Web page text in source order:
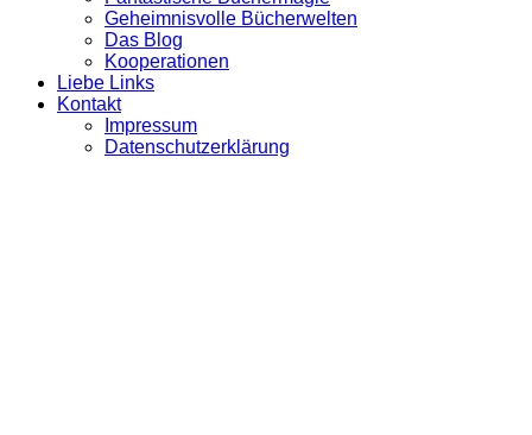
Geheimnisvolle Bücherwelten
Das Blog
Kooperationen
Liebe Links
Kontakt
Impressum
Datenschutzerklärung